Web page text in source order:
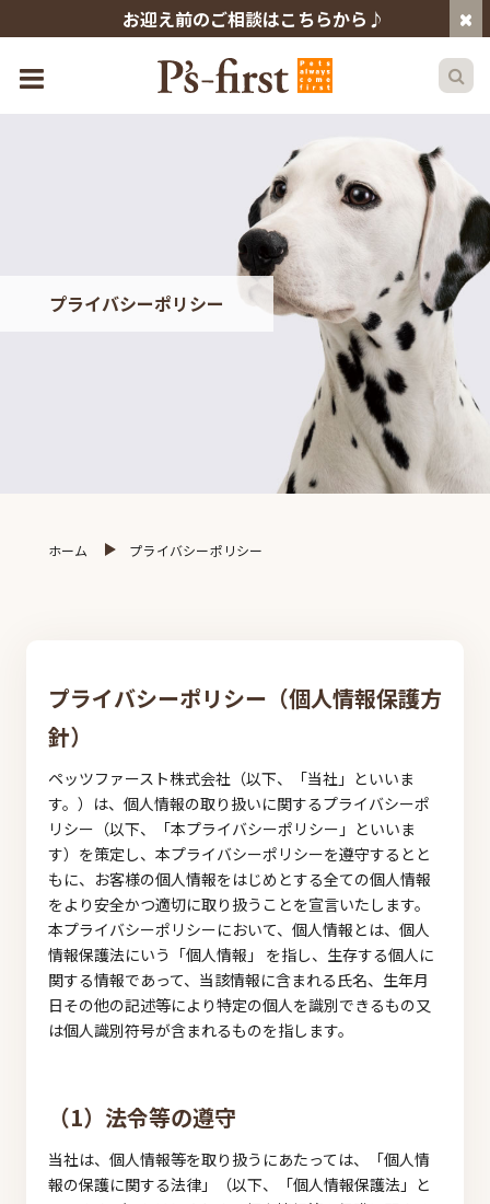
お迎え前のご相談はこちらから♪
プライバシーポリシー
ホーム プライバシーポリシー
プライバシーポリシー（個人情報保護方
針）
ペッツファースト株式会社（以下、「当社」といいま
す。）は、個人情報の取り扱いに関するプライバシーポ
リシー（以下、「本プライバシーポリシー」といいま
す）を策定し、本プライバシーポリシーを遵守するとと
もに、お客様の個人情報をはじめとする全ての個人情報
をより安全かつ適切に取り扱うことを宣言いたします。
本プライバシーポリシーにおいて、個人情報とは、個人
情報保護法にいう「個人情報」 を指し、生存する個人に
関する情報であって、当該情報に含まれる氏名、生年月
日その他の記述等により特定の個人を識別できるもの又
は個人識別符号が含まれるものを指します。
（1）法令等の遵守
当社は、個人情報等を取り扱うにあたっては、「個人情
報の保護に関する法律」（以下、「個人情報保護法」と